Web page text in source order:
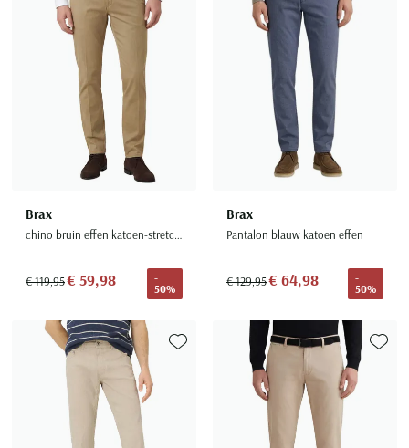
Brax
chino bruin effen katoen-stretch Silvio Slim Fit
€ 119,95€ 59,98
-
50%
Brax
Pantalon blauw katoen effen
€ 129,95€ 64,98
-
50%
Toevoegen aan favorieten